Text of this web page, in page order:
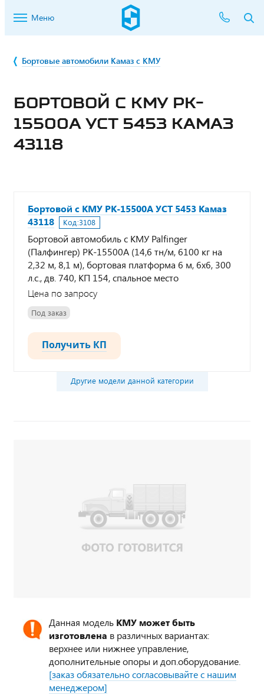
Меню
Бортовые автомобили Камаз с КМУ
БОРТОВОЙ С КМУ PK-
15500А УСТ 5453 КАМАЗ
43118
Бортовой с КМУ PK-15500А УСТ 5453 Камаз
43118
Код:3108
Бортовой автомобиль с КМУ Palfinger
(Палфингер) PK-15500А (14,6 тн/м, 6100 кг на
2,32 м, 8,1 м), бортовая платформа 6 м, 6х6, 300
л.с., дв. 740, КП 154, спальное место
Цена по запросу
Под заказ
Получить КП
Другие модели данной категории
Данная модель КМУ может быть
изготовлена в различных вариантах:
верхнее или нижнее управление,
дополнительные опоры и доп.оборудование.
[заказ обязательно согласовывайте с нашим
менеджером]